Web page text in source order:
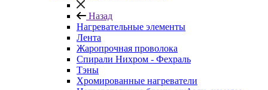
Назад
Нагревательные элементы
Лента
Жаропрочная проволока
Спирали Нихром - Фехраль
Тэны
Хромированные нагреватели